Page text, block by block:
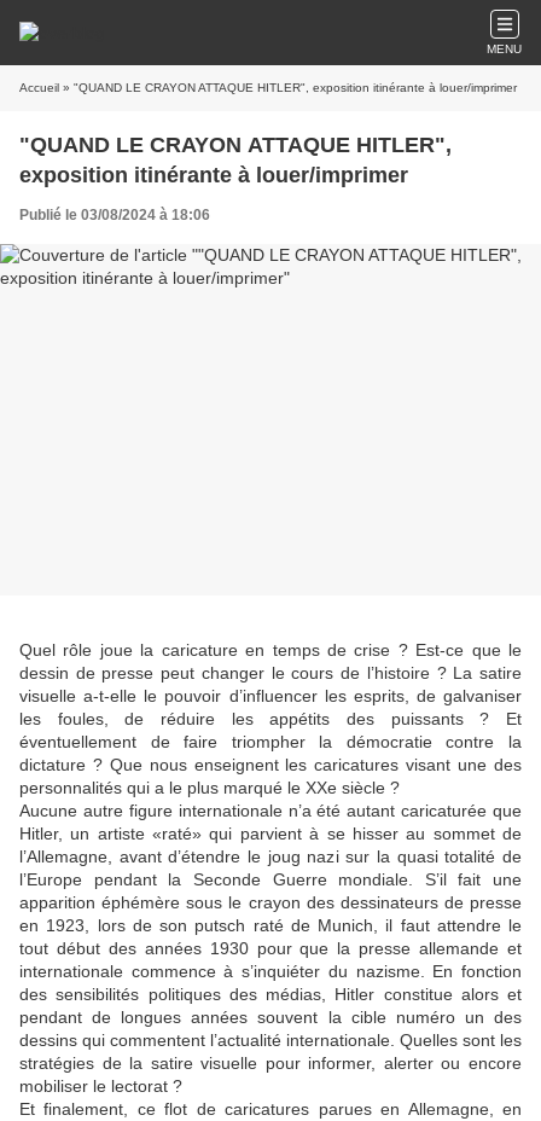
MENU
Accueil » "QUAND LE CRAYON ATTAQUE HITLER", exposition itinérante à louer/imprimer
"QUAND LE CRAYON ATTAQUE HITLER",
exposition itinérante à louer/imprimer
Publié le 03/08/2024 à 18:06
Quel rôle joue la caricature en temps de crise ? Est-ce que le
dessin de presse peut changer le cours de l’histoire ? La satire
visuelle a-t-elle le pouvoir d’influencer les esprits, de galvaniser
les foules, de réduire les appétits des puissants ? Et
éventuellement de faire triompher la démocratie contre la
dictature ? Que nous enseignent les caricatures visant une des
personnalités qui a le plus marqué le XXe siècle ?
Aucune autre figure internationale n’a été autant caricaturée que
Hitler, un artiste «raté» qui parvient à se hisser au sommet de
l’Allemagne, avant d’étendre le joug nazi sur la quasi totalité de
l’Europe pendant la Seconde Guerre mondiale. S’il fait une
apparition éphémère sous le crayon des dessinateurs de presse
en 1923, lors de son putsch raté de Munich, il faut attendre le
tout début des années 1930 pour que la presse allemande et
internationale commence à s’inquiéter du nazisme. En fonction
des sensibilités politiques des médias, Hitler constitue alors et
pendant de longues années souvent la cible numéro un des
dessins qui commentent l’actualité internationale. Quelles sont les
stratégies de la satire visuelle pour informer, alerter ou encore
mobiliser le lectorat ?
Et finalement, ce flot de caricatures parues en Allemagne, en